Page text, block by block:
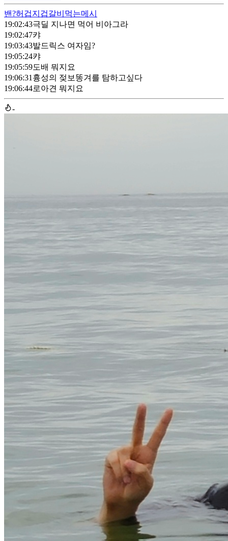
밴?허겁지겁갈비먹는메시
19:02:43극딜 지나면 먹어 비아그라
19:02:47캬
19:03:43발드릭스 여자임?
19:05:24캬
19:05:59도배 뭐지요
19:06:31 흉성의 젖보똥겨를 탐하고싶다
19:06:44로아견 뭐지요
-